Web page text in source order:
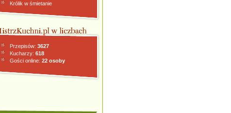
Królik w śmietanie
Przepisów: 3627
Kucharzy: 618
Gości online: 22 osoby